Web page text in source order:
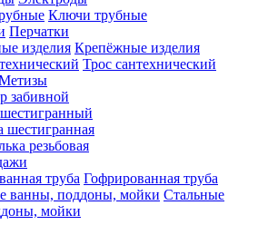
Ключи трубные
Перчатки
Крепёжные изделия
Трос сантехнический
забивной
шестигранная
резьбовая
Гофрированная труба
Стальные
мойки